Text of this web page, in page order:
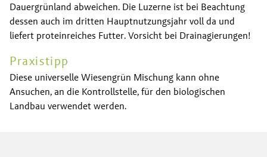
Dauergrünland abweichen. Die Luzerne ist bei Beachtung
dessen auch im dritten Hauptnutzungsjahr voll da und
liefert proteinreiches Futter. Vorsicht bei Drainagierungen!
Praxistipp
Diese universelle Wiesengrün Mischung kann ohne
Ansuchen, an die Kontrollstelle, für den biologischen
Landbau verwendet werden.